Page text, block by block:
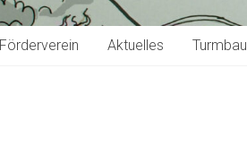
Förderverein Aktuelles Turmbau